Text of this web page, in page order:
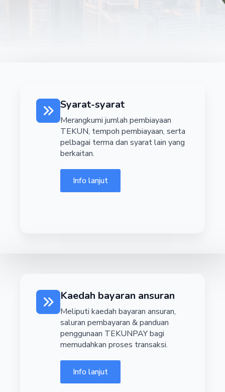
Syarat-syarat
Merangkumi jumlah pembiayaan
TEKUN, tempoh pembiayaan, serta
pelbagai terma dan syarat lain yang
berkaitan.
Info lanjut
Kaedah bayaran ansuran
Meliputi kaedah bayaran ansuran,
saluran pembayaran & panduan
penggunaan TEKUNPAY bagi
memudahkan proses transaksi.
Info lanjut